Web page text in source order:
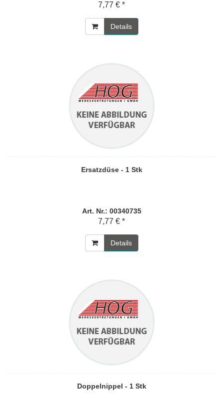
7,77 € *
Details
Ersatzdüse - 1 Stk
Art. Nr.: 00340735
7,77 € *
Details
Doppelnippel - 1 Stk